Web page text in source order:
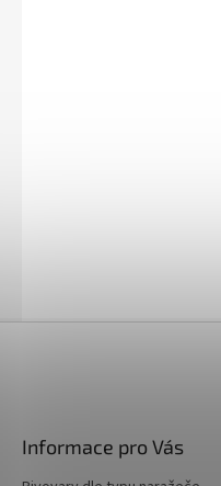
Informace pro Vás